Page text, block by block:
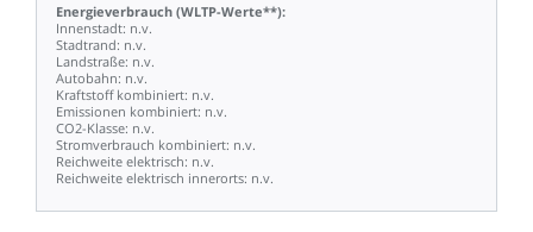
Energieverbrauch (WLTP-Werte**):
Innenstadt: n.v.
Stadtrand: n.v.
Landstraße: n.v.
Autobahn: n.v.
Kraftstoff kombiniert: n.v.
Emissionen kombiniert: n.v.
CO2-Klasse: n.v.
Stromverbrauch kombiniert: n.v.
Reichweite elektrisch: n.v.
Reichweite elektrisch innerorts: n.v.